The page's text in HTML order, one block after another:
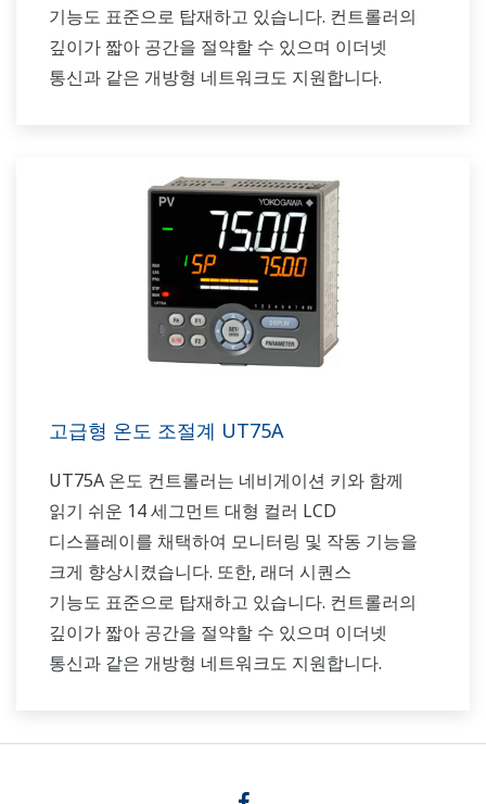
기능도 표준으로 탑재하고 있습니다. 컨트롤러의
깊이가 짧아 공간을 절약할 수 있으며 이더넷
통신과 같은 개방형 네트워크도 지원합니다.
고급형 온도 조절계 UT75A
UT75A 온도 컨트롤러는 네비게이션 키와 함께
읽기 쉬운 14 세그먼트 대형 컬러 LCD
디스플레이를 채택하여 모니터링 및 작동 기능을
크게 향상시켰습니다. 또한, 래더 시퀀스
기능도 표준으로 탑재하고 있습니다. 컨트롤러의
깊이가 짧아 공간을 절약할 수 있으며 이더넷
통신과 같은 개방형 네트워크도 지원합니다.